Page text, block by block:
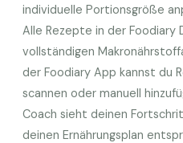
individuelle Portionsgröße
Alle Rezepte in der Foodiary
vollständigen
der Foodiary App kannst du
scannen oder manuell
Coach sieht deinen
deinen Ernährungsplan